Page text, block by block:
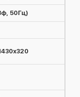
50Гц)